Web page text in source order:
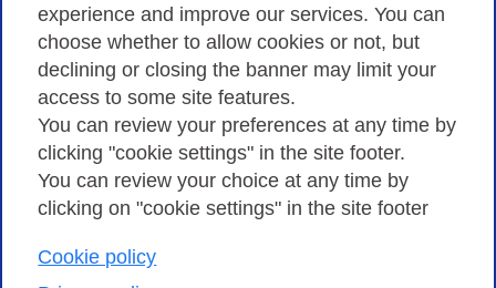
experience and improve our services. You can
choose whether to allow cookies or not, but
declining or closing the banner may limit your
access to some site features.
You can review your preferences at any time by
clicking "cookie settings" in the site footer.
You can review your choice at any time by
clicking on "cookie settings" in the site footer
Cookie policy
Privacy Policy
Cookies Policy
Amministrazione trasparente
Consortium GARR - Via dei Tizii, 6 - 00185 Rome